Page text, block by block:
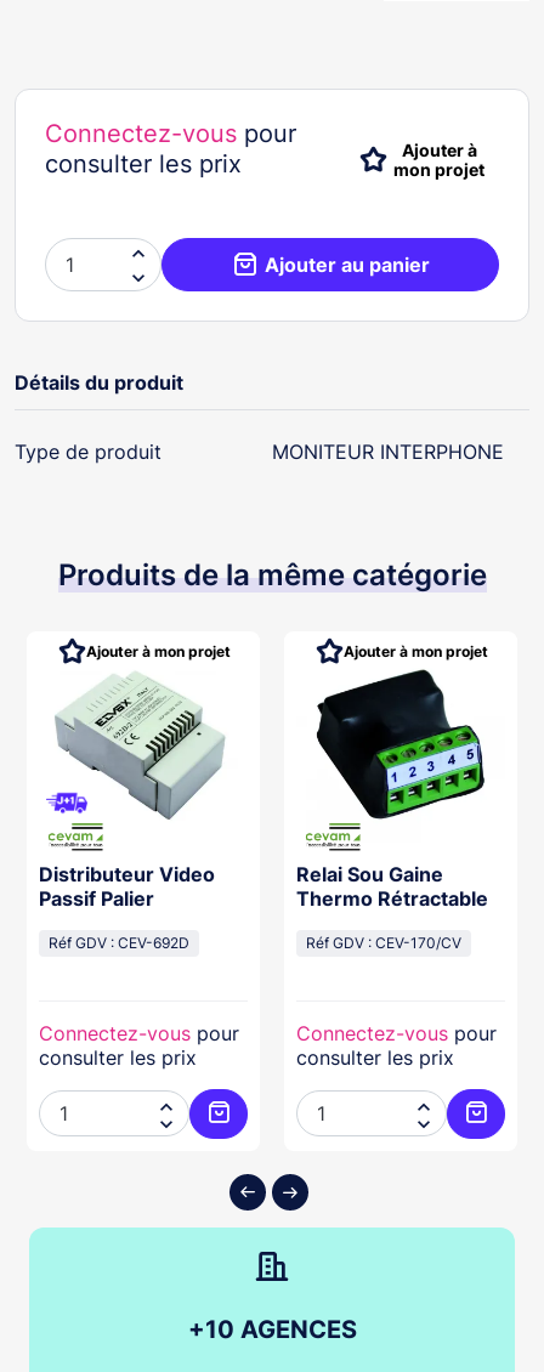
Connectez-vous pour
consulter les prix
Ajouter à
mon projet

 Ajouter au panier
Détails du produit
Type de produit MONITEUR INTERPHONE
Produits de la même catégorie
au panier
Distributeur Video
Passif Palier
Réf GDV : CEV-692D
Connectez-vous pour
consulter les prix


Ajouter au panier
Ajouter à mon projet
Relai Sou Gaine
Thermo Rétractable
Réf GDV : CEV-170/CV
Connectez-vous pour
consulter les prix


Ajouter à mon projet
+10 AGENCES